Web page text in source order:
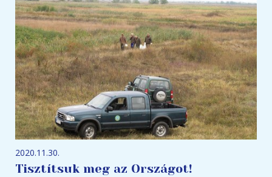
2020.11.30.
Tisztítsuk meg az Országot!